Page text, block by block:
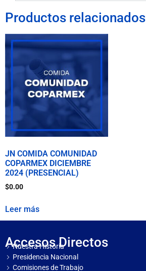
Productos relacionados
JN COMIDA COMUNIDAD
COPARMEX DICIEMBRE
2024 (PRESENCIAL)
$0.00
Leer más
Accesos Directos
Nuestra Historia
Presidencia Nacional
Comisiones de Trabajo